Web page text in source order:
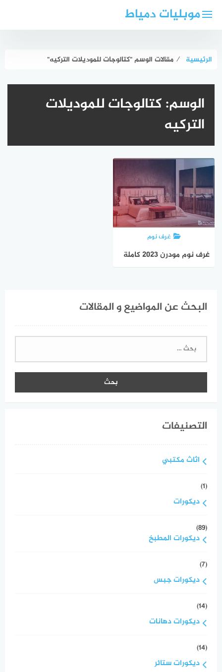
موبليات دمياط
الرئيسية ⁄ مقالات الوسم "كتالوجات للموديلات التركيه"
الوسم:كتالوجات للموديلات
التركيه
غرف نوم
غرف نوم مودرن 2023 كاملة
البحث عن المواضيع و المقالات
البحث
التصنيفات
اثاث مكتبي
(1)
ديكورات
(89)
ديكورات المطبخ
(7)
ديكورات جبس
(14)
ديكورات دهانات
(14)
ديكورات ستائر